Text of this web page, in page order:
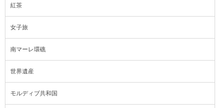
紅茶
女子旅
南マーレ環礁
世界遺産
モルディブ共和国